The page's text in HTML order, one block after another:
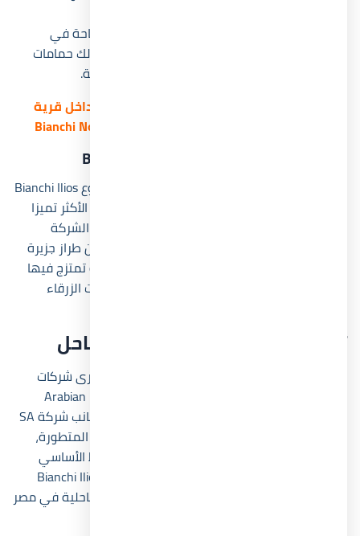
: تنتشر حمامات السباحة في
أنحاء Bianchi Ilios الساحل الشمالي، بما في ذلك حمامات
سباحة مغطاة للسيدات للحفاظ على الخصوصية.
استمتع الآن بتجربة فريدة للعيش الراقي داخل قرية
رغم التنوع الكبير في المزايا التي يتمتع بها مشروع Bianchi Ilios
North Coast، يظل التصميم المعماري هو العنصر الأكثر تميزا
مقارنة ببعض المشروعات الأخرى، فقد استلهمت الشركة
المنفذة فكرة بيانكي إليوس الساحل الشمالي من طراز جزيرة
سانتوريني اليونانية، ليعكس أجواء أوروبية ساحرة تمتزج فيها
المباني البيضاء مع الإطلالات المفتوحة والمساحات الزرقاء
تصميم قرية بيانكي إليوس الساحل
نتيجة لتعاون الشركة المالكة مع مجموعة من كبرى شركات
الاستشارات الهندسية، من بينها شركة Arabian Peninsula
صاحبة الخبرة الواسعة في مجال المقاولات، إلى جانب شركة SA
Architects المتخصصة في التصميمات الهندسية المتطورة،
بالإضافة إلى شركة BDP التي تولت إعداد المخطط الأساسي
لإحدى مراحل المشروع، جاء تصميم قرية Bianchi Ilios North
Coast كواحد من أفضل التصميمات المعمارية الساحلية في مصر